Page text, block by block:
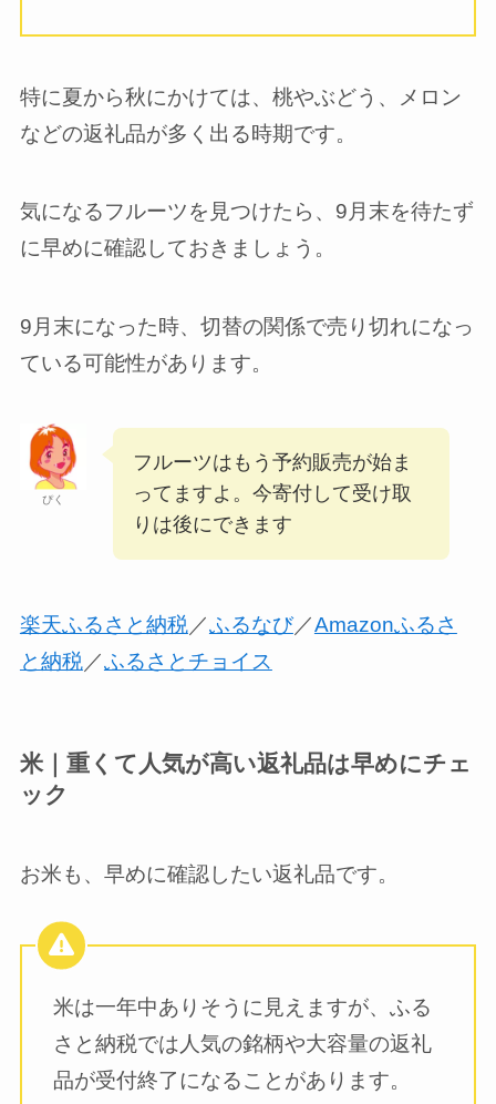
特に夏から秋にかけては、桃やぶどう、メロン
などの返礼品が多く出る時期です。
気になるフルーツを見つけたら、9月末を待たず
に早めに確認しておきましょう。
9月末になった時、切替の関係で売り切れになっ
ている可能性があります。
ぴく
フルーツはもう予約販売が始ま
ってますよ。今寄付して受け取
りは後にできます
楽天ふるさと納税／ふるなび／Amazonふるさ
と納税／ふるさとチョイス
米｜重くて人気が高い返礼品は早めにチェ
ック
お米も、早めに確認したい返礼品です。
米は一年中ありそうに見えますが、ふる
さと納税では人気の銘柄や大容量の返礼
品が受付終了になることがあります。